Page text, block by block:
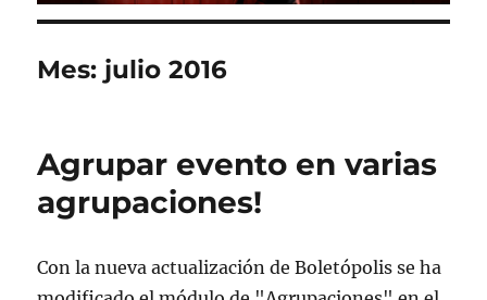
Mes: julio 2016
Agrupar evento en varias
agrupaciones!
Con la nueva actualización de Boletópolis se ha